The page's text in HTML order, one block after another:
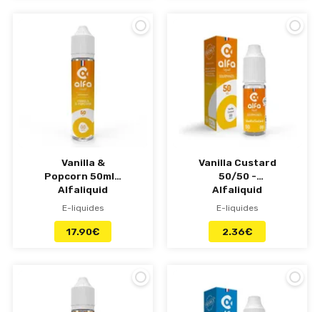
Vanilla &
Popcorn 50ml -
Alfaliquid
E-liquides
17.90€
Vanilla Custard
50/50 -
Alfaliquid
E-liquides
2.36€